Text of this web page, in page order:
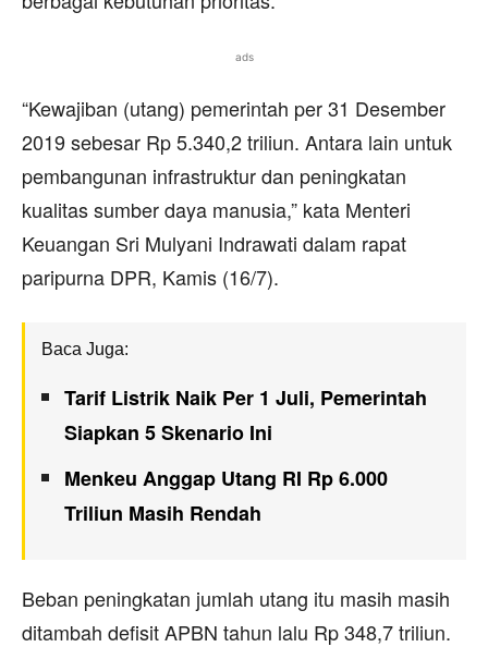
ads
“Kewajiban (utang) pemerintah per 31 Desember
2019 sebesar Rp 5.340,2 triliun. Antara lain untuk
pembangunan infrastruktur dan peningkatan
kualitas sumber daya manusia,” kata Menteri
Keuangan Sri Mulyani Indrawati dalam rapat
paripurna DPR, Kamis (16/7).
Baca Juga:
Tarif Listrik Naik Per 1 Juli, Pemerintah
Siapkan 5 Skenario Ini
Menkeu Anggap Utang RI Rp 6.000
Triliun Masih Rendah
Beban peningkatan jumlah utang itu masih masih
ditambah defisit APBN tahun lalu Rp 348,7 triliun.